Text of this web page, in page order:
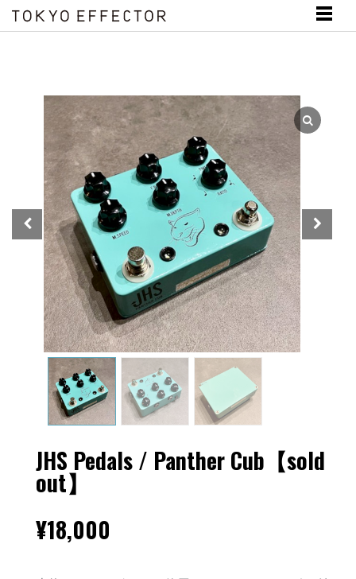
JHS Pedals / Panther Cub【sold
out】
¥18,000